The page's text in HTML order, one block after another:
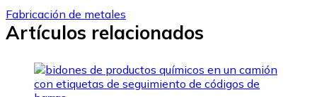
Fabricación de metales
Artículos relacionados